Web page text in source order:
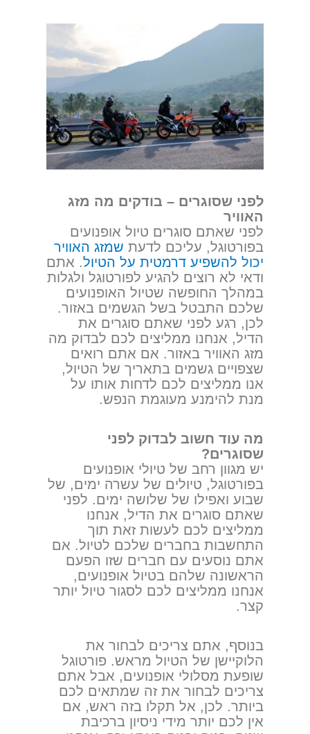
לפני שסוגרים – בודקים מה מזג
האוויר
לפני שאתם סוגרים טיול אופנועים
בפורטוגל, עליכם לדעת שמזג האוויר
יכול להשפיע דרמטית על הטיול. אתם
ודאי לא רוצים להגיע לפורטוגל ולגלות
במהלך החופשה שטיול האופנועים
שלכם התבטל בשל הגשמים באזור.
לכן, רגע לפני שאתם סוגרים את
הדיל, אנחנו ממליצים לכם לבדוק מה
מזג האוויר באזור. אם אתם רואים
שצפויים גשמים בתאריך של הטיול,
אנו ממליצים לכם לדחות אותו על
מנת להימנע מעוגמת הנפש.
מה עוד חשוב לבדוק לפני
שסוגרים?
יש מגוון רחב של טיולי אופנועים
בפורטוגל, טיולים של עשרה ימים, של
שבוע ואפילו של שלושה ימים. לפני
שאתם סוגרים את הדיל, אנחנו
ממליצים לכם לעשות זאת תוך
התחשבות בחברים שלכם לטיול. אם
אתם נוסעים עם חברים שזו הפעם
הראשונה שלהם בטיול אופנועים,
אנחנו ממליצים לכם לסגור טיול יותר
קצר.
בנוסף, אתם צריכים לבחור את
הלוקיישן של הטיול מראש. פורטוגל
שופעת מסלולי אופנועים, אבל אתם
צריכים לבחור את זה שמתאים לכם
ביותר. לכן, אל תקלו בזה ראש, אם
אין לכם יותר מידי ניסיון ברכיבת